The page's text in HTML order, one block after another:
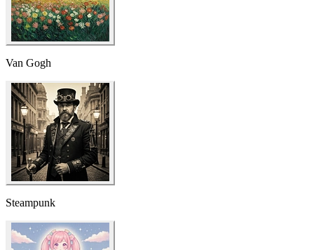
Steampunk
Kawaii